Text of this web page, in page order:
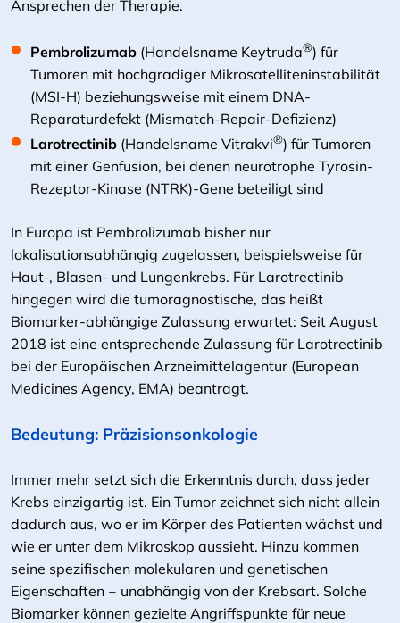
Ansprechen der Therapie.
Pembrolizumab (Handelsname Keytruda®) für
Tumoren mit hochgradiger Mikrosatelliteninstabilität
(MSI-H) beziehungsweise mit einem DNA-
Reparaturdefekt (Mismatch-Repair-Defizienz)
Larotrectinib (Handelsname Vitrakvi®) für Tumoren
mit einer Genfusion, bei denen neurotrophe Tyrosin-
Rezeptor-Kinase (NTRK)-Gene beteiligt sind
In Europa ist Pembrolizumab bisher nur
lokalisationsabhängig zugelassen, beispielsweise für
Haut-, Blasen- und Lungenkrebs. Für Larotrectinib
hingegen wird die tumoragnostische, das heißt
Biomarker-abhängige Zulassung erwartet: Seit August
2018 ist eine entsprechende Zulassung für Larotrectinib
bei der Europäischen Arzneimittelagentur (European
Medicines Agency, EMA) beantragt.
Bedeutung: Präzisionsonkologie
Immer mehr setzt sich die Erkenntnis durch, dass jeder
Krebs einzigartig ist. Ein Tumor zeichnet sich nicht allein
dadurch aus, wo er im Körper des Patienten wächst und
wie er unter dem Mikroskop aussieht. Hinzu kommen
seine spezifischen molekularen und genetischen
Eigenschaften ‒ unabhängig von der Krebsart. Solche
Biomarker können gezielte Angriffspunkte für neue